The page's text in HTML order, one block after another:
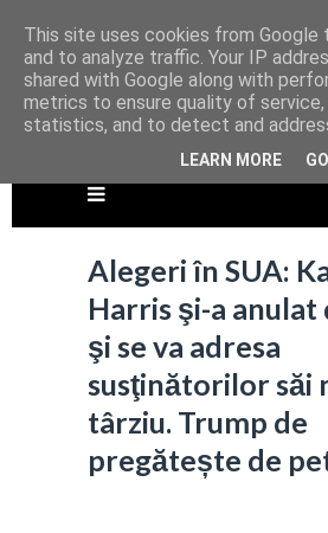
Alegeri în SUA:
Harris şi-a anulat
şi se va adresa
susţinătorilor săi
târziu. Trump de
pregătește de
This site uses cookies from
and to analyze traffic. Your IP
shared with Google along with
metrics to ensure quality of service,
statistics, and to detect and
LEARN MORE